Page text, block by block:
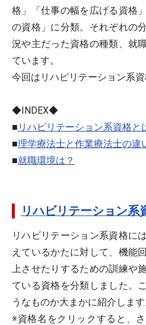
格」「仕事の幅を広げる資格
の資格」に分類。それぞれの
況や主だった資格の種類、就
ています。
今回はリハビリテーション系資
◆INDEX◆
■ リハビリテーション系資格と
■理学療法士と作業療法士の違
■就職環境は？
リハビリテーション系
リハビリテーション系資格には
えているかたに対して、機能
上させたりするための訓練や
ている資格 を分類しました。
うなものか大まかに紹介します
※資格名をクリックすると、